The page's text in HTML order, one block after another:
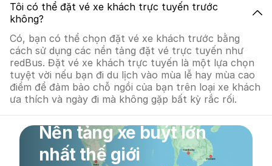
Tôi có thể đặt vé xe khách trực tuyến trước
không?
Có, bạn có thể chọn đặt vé xe khách trước bằng
cách sử dụng các nền tảng đặt vé trực tuyến như
redBus. Đặt vé xe khách trực tuyến là một lựa chọn
tuyệt vời nếu bạn đi du lịch vào mùa lễ hay mùa cao
điểm để đảm bảo chỗ ngồi của bạn trên loại xe khách
ưa thích và ngày đi mà không gặp bất kỳ rắc rối.
Nền tảng xe buýt lớn
nhất thế giới